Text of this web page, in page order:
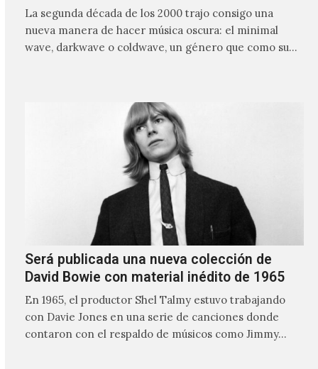
La segunda década de los 2000 trajo consigo una
nueva manera de hacer música oscura: el minimal
wave, darkwave o coldwave, un género que como su
Será publicada una nueva colección de
David Bowie con material inédito de 1965
En 1965, el productor Shel Talmy estuvo trabajando
con Davie Jones en una serie de canciones donde
contaron con el respaldo de músicos como Jimmy…